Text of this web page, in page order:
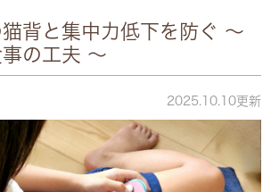
背と集中力低下を防ぐ ～
の工夫 ～
2025.10.10更新